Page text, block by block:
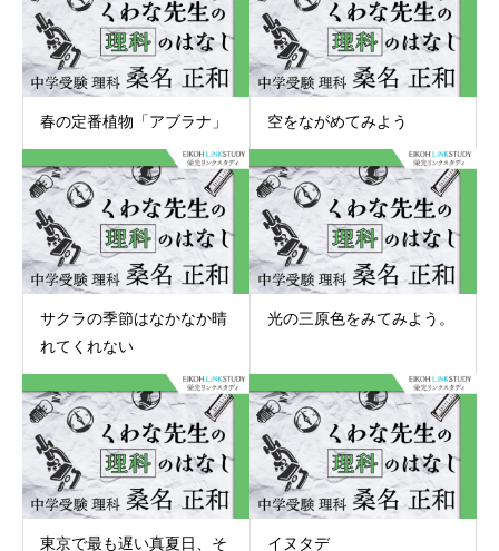
春の定番植物「アブラナ」 空をながめてみよう
サクラの季節はなかなか晴
れてくれない
光の三原色をみてみよう。
東京で最も遅い真夏日、そ
イヌタデ